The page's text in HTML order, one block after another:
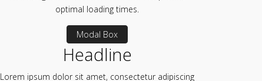
optimal loading times.
Modal Box
Headline
Lorem ipsum dolor sit amet, consectetur adipiscing